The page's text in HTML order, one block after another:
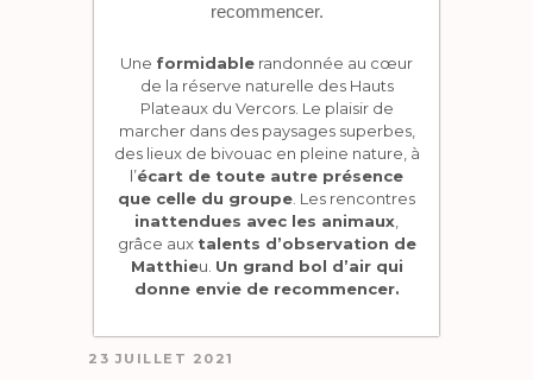
recommencer.
Une formidable randonnée au cœur
de la réserve naturelle des Hauts
Plateaux du Vercors. Le plaisir de
marcher dans des paysages superbes,
des lieux de bivouac en pleine nature, à
l’écart de toute autre présence
que celle du groupe . Les rencontres
inattendues avec les animaux
grâce aux talents d’observation de
Matthieu. Un grand bol d’air qui
donne envie de recommencer.
23 JUILLET 2021